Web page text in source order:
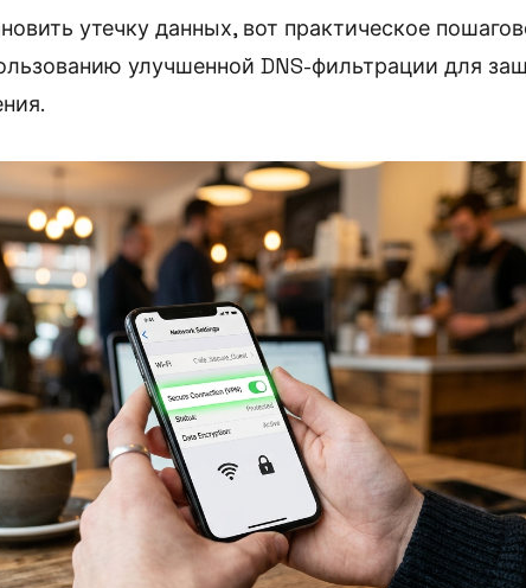
утечку данных, вот практическое
улучшенной DNS-фильтрации для